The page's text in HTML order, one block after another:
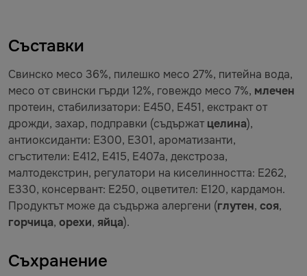
Съставки
Свинско месо 36%, пилешко месо 27%, питейна вода,
месо от свински гърди 12%, говеждо месо 7%, млечен
протеин, стабилизатори: E450, Е451, екстракт от
дрожди, захар, подправки (съдържатцелина),
антиоксиданти: E300, E301, ароматизанти,
сгъстители: E412, E415, E407a, декстроза,
малтодекстрин, регулатори на киселинността: E262,
E330, консервант: E250, оцветител: E120, кардамон.
Продуктът може да съдържа алергени (глутен, соя,
горчица, орехи, яйца).
Съхранение